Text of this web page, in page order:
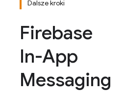
Dalsze kroki
Firebase
In-App
Messaging